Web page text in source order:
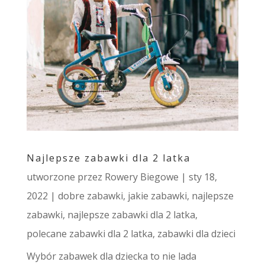
Najlepsze zabawki dla 2 latka
utworzone przez Rowery Biegowe | sty 18,
2022 | dobre zabawki, jakie zabawki, najlepsze
zabawki, najlepsze zabawki dla 2 latka,
polecane zabawki dla 2 latka, zabawki dla dzieci
Wybór zabawek dla dziecka to nie lada